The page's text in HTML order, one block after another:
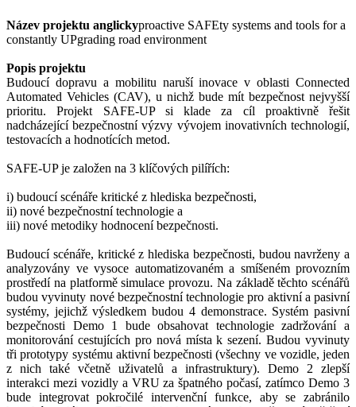
Název projektu anglickyproactive SAFEty systems and tools for a
constantly UPgrading road environment
Popis projektu
Budoucí dopravu a mobilitu naruší inovace v oblasti Connected
Automated Vehicles (CAV), u nichž bude mít bezpečnost nejvyšší
prioritu. Projekt SAFE-UP si klade za cíl proaktivně řešit
nadcházející bezpečnostní výzvy vývojem inovativních technologií,
testovacích a hodnotících metod.
SAFE-UP je založen na 3 klíčových pilířích:
i) budoucí scénáře kritické z hlediska bezpečnosti,
ii) nové bezpečnostní technologie a
iii) nové metodiky hodnocení bezpečnosti.
Budoucí scénáře, kritické z hlediska bezpečnosti, budou navrženy a
analyzovány ve vysoce automatizovaném a smíšeném provozním
prostředí na platformě simulace provozu. Na základě těchto scénářů
budou vyvinuty nové bezpečnostní technologie pro aktivní a pasivní
systémy, jejichž výsledkem budou 4 demonstrace. Systém pasivní
bezpečnosti Demo 1 bude obsahovat technologie zadržování a
monitorování cestujících pro nová místa k sezení. Budou vyvinuty
tři prototypy systému aktivní bezpečnosti (všechny ve vozidle, jeden
z nich také včetně uživatelů a infrastruktury). Demo 2 zlepší
interakci mezi vozidly a VRU za špatného počasí, zatímco Demo 3
bude integrovat pokročilé intervenční funkce, aby se zabránilo